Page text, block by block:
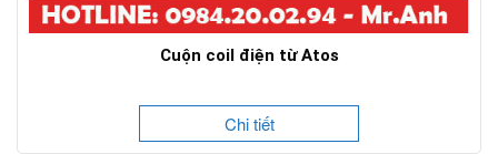
Cuộn coil điện từ Atos
Chi tiết